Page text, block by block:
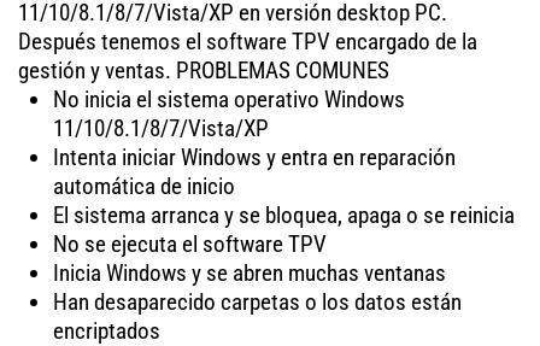
11/10/8.1/8/7/Vista/XP en versión desktop PC.
Después tenemos el software TPV encargado de la
gestión y ventas. PROBLEMAS COMUNES
No inicia el sistema operativo Windows
11/10/8.1/8/7/Vista/XP
Intenta iniciar Windows y entra en reparación
automática de inicio
El sistema arranca y se bloquea, apaga o se reinicia
No se ejecuta el software TPV
Inicia Windows y se abren muchas ventanas
Han desaparecido carpetas o los datos están
encriptados